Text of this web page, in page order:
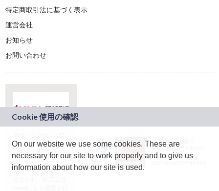
特定商取引法に基づく表示
運営会社
お知らせ
お問い合わせ
ドコモグループの新
規事業創出プログラ
ム「docomo
STARTUP」を通じて
JASRAC許諾番号：
9024936001Y45037
JASRAC許諾番号：
On our website we use some cookies. These are
necessary for our site to work properly and to give us
information about how our site is used.